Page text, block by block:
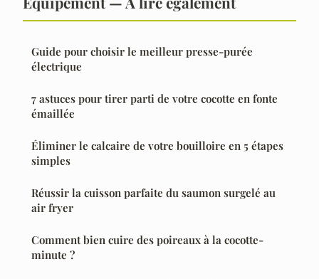
Guide pour choisir le meilleur presse-purée
électrique
7 astuces pour tirer parti de votre cocotte en fonte
émaillée
Éliminer le calcaire de votre bouilloire en 5 étapes
simples
Réussir la cuisson parfaite du saumon surgelé au
air fryer
Comment bien cuire des poireaux à la cocotte-
minute ?